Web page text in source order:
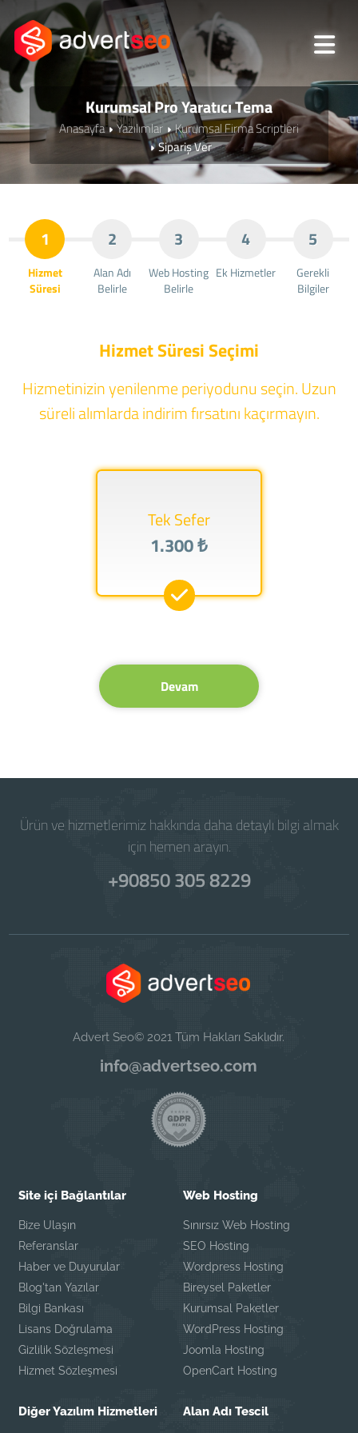
Kurumsal Pro Yaratıcı Tema
Anasayfa Yazılımlar
Kurumsal Firma Scriptleri
Sipariş Ver
1
Hizmet
Süresi
2
Alan Adı
Belirle
3
Web Hosting
Belirle
4
Ek Hizmetler
5
Gerekli
Bilgiler
Hizmet Süresi Seçimi
Hizmetinizin yenilenme periyodunu seçin. Uzun
süreli alımlarda indirim fırsatını kaçırmayın.
Tek Sefer
1.300 ₺
Devam
Ürün ve hizmetlerimiz hakkında daha detaylı bilgi almak
için hemen arayın.
+90850 305 8229
Advert Seo© 2021 Tüm Hakları Saklıdır.
info@advertseo.com
Site içi Bağlantılar
Bize Ulaşın
Referanslar
Haber ve Duyurular
Blog'tan Yazılar
Bilgi Bankası
Lisans Doğrulama
Gizlilik Sözleşmesi
Hizmet Sözleşmesi
Web Hosting
Sınırsız Web Hosting
SEO Hosting
Wordpress Hosting
Bireysel Paketler
Kurumsal Paketler
WordPress Hosting
Joomla Hosting
OpenCart Hosting
Diğer Yazılım Hizmetleri Alan Adı Tescil